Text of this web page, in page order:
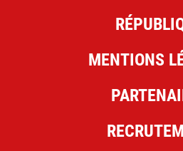
MENTIONS